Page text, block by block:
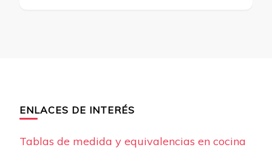
ENLACES DE INTERÉS
Tablas de medida y equivalencias en cocina